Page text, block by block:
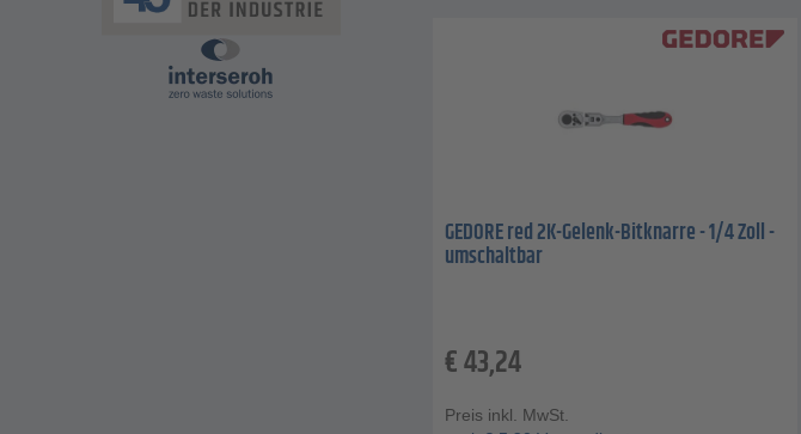
GEDORE red 2K-Gelenk-Bitknarre - 1/4 Zoll -
umschaltbar
€43,24
Preis inkl. MwSt.